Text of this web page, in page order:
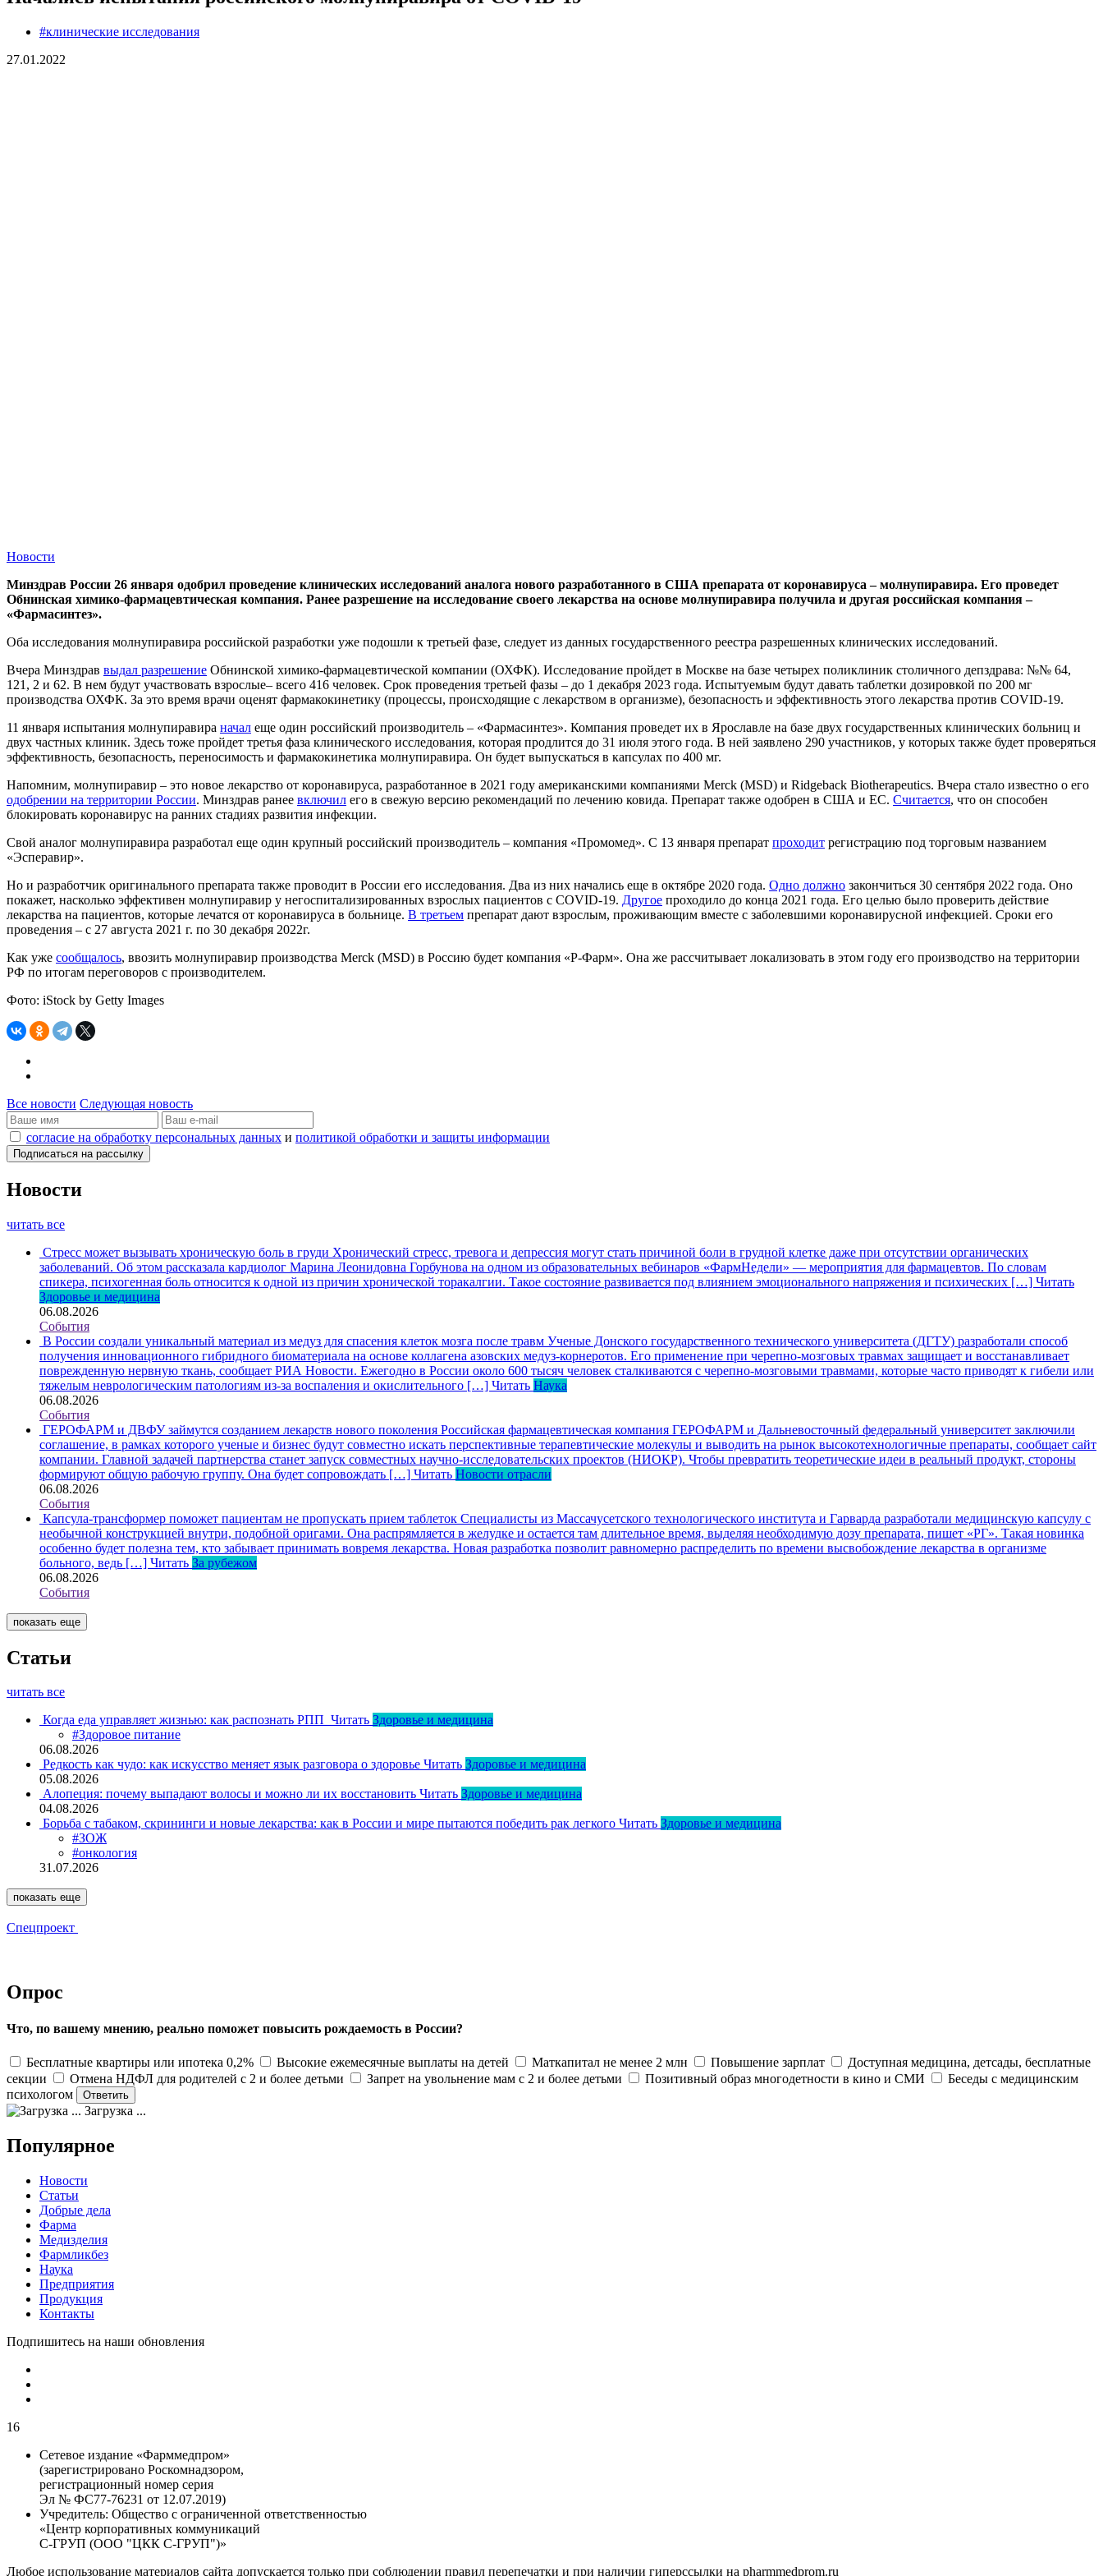
#клинические исследования
27.01.2022
Новости
Минздрав России 26 января одобрил проведение клинических исследований аналога нового разработанного в США препарата от коронавируса – молнупиравира. Его проведет
Обнинская химико-фармацевтическая компания. Ранее разрешение на исследование своего лекарства на основе молнупиравира получила и другая российская компания –
«Фармасинтез».
Оба исследования молнупиравира российской разработки уже подошли к третьей фазе, следует из данных государственного реестра разрешенных клинических исследований.
Вчера Минздрав выдал разрешение Обнинской химико-фармацевтической компании (ОХФК). Исследование пройдет в Москве на базе четырех поликлиник столичного депздрава: №№ 64,
121, 2 и 62. В нем будут участвовать взрослые– всего 416 человек. Срок проведения третьей фазы – до 1 декабря 2023 года. Испытуемым будут давать таблетки дозировкой по 200 мг
производства ОХФК. За это время врачи оценят фармакокинетику (процессы, происходящие с лекарством в организме), безопасность и эффективность этого лекарства против COVID-19.
11 января испытания молнупиравира начал еще один российский производитель – «Фармасинтез». Компания проведет их в Ярославле на базе двух государственных клинических больниц и
двух частных клиник. Здесь тоже пройдет третья фаза клинического исследования, которая продлится до 31 июля этого года. В ней заявлено 290 участников, у которых также будет проверяться
эффективность, безопасность, переносимость и фармакокинетика молнупиравира. Он будет выпускаться в капсулах по 400 мг.
Напомним, молнупиравир – это новое лекарство от коронавируса, разработанное в 2021 году американскими компаниями Merck (MSD) и Ridgeback Biotherapeutics. Вчера стало известно о его
одобрении на территории России. Минздрав ранее включил его в свежую версию рекомендаций по лечению ковида. Препарат также одобрен в США и ЕС. Считается, что он способен
блокировать коронавирус на ранних стадиях развития инфекции.
Свой аналог молнупиравира разработал еще один крупный российский производитель – компания «Промомед». С 13 января препарат проходит регистрацию под торговым названием
«Эсперавир».
Но и разработчик оригинального препарата также проводит в России его исследования. Два из них начались еще в октябре 2020 года. Одно должно закончиться 30 сентября 2022 года. Оно
покажет, насколько эффективен молнупиравир у негоспитализированных взрослых пациентов с COVID-19. Другое проходило до конца 2021 года. Его целью было проверить действие
лекарства на пациентов, которые лечатся от коронавируса в больнице. В третьем препарат дают взрослым, проживающим вместе с заболевшими коронавирусной инфекцией. Сроки его
проведения – с 27 августа 2021 г. по 30 декабря 2022г.
Как уже сообщалось, ввозить молнупиравир производства Merck (MSD) в Россию будет компания «Р-Фарм». Она же рассчитывает локализовать в этом году его производство на территории
РФ по итогам переговоров с производителем.
Фото: iStock by Getty Images
Все новости Следующая новость
согласие на обработку персональных данных и политикой обработки и защиты информации
Новости
читать все
Стресс может вызывать хроническую боль в груди Хронический стресс, тревога и депрессия могут стать причиной боли в грудной клетке даже при отсутствии органических
заболеваний. Об этом рассказала кардиолог Марина Леонидовна Горбунова на одном из образовательных вебинаров «ФармНедели» — мероприятия для фармацевтов. По словам
спикера, психогенная боль относится к одной из причин хронической торакалгии. Такое состояние развивается под влиянием эмоционального напряжения и психических […] Читать
Здоровье и медицина
06.08.2026
События
В России создали уникальный материал из медуз для спасения клеток мозга после травм Ученые Донского государственного технического университета (ДГТУ) разработали способ
получения инновационного гибридного биоматериала на основе коллагена азовских медуз-корнеротов. Его применение при черепно-мозговых травмах защищает и восстанавливает
поврежденную нервную ткань, сообщает РИА Новости. Ежегодно в России около 600 тысяч человек сталкиваются с черепно-мозговыми травмами, которые часто приводят к гибели или
тяжелым неврологическим патологиям из-за воспаления и окислительного […] Читать Наука
06.08.2026
События
ГЕРОФАРМ и ДВФУ займутся созданием лекарств нового поколения Российская фармацевтическая компания ГЕРОФАРМ и Дальневосточный федеральный университет заключили
соглашение, в рамках которого ученые и бизнес будут совместно искать перспективные терапевтические молекулы и выводить на рынок высокотехнологичные препараты, сообщает сайт
компании. Главной задачей партнерства станет запуск совместных научно-исследовательских проектов (НИОКР). Чтобы превратить теоретические идеи в реальный продукт, стороны
формируют общую рабочую группу. Она будет сопровождать […] Читать Новости отрасли
06.08.2026
События
Капсула-трансформер поможет пациентам не пропускать прием таблеток Специалисты из Массачусетского технологического института и Гарварда разработали медицинскую капсулу с
необычной конструкцией внутри, подобной оригами. Она распрямляется в желудке и остается там длительное время, выделяя необходимую дозу препарата, пишет «РГ». Такая новинка
особенно будет полезна тем, кто забывает принимать вовремя лекарства. Новая разработка позволит равномерно распределить по времени высвобождение лекарства в организме
больного, ведь […] Читать За рубежом
06.08.2026
События
показать еще
Статьи
читать все
Когда еда управляет жизнью: как распознать РПП Читать Здоровье и медицина
#Здоровое питание
06.08.2026
Редкость как чудо: как искусство меняет язык разговора о здоровье Читать Здоровье и медицина
05.08.2026
Алопеция: почему выпадают волосы и можно ли их восстановить Читать Здоровье и медицина
04.08.2026
Борьба с табаком, скрининги и новые лекарства: как в России и мире пытаются победить рак легкого Читать Здоровье и медицина
#ЗОЖ
#онкология
31.07.2026
показать еще
Спецпроект
Опрос
Что, по вашему мнению, реально поможет повысить рождаемость в России?
Бесплатные квартиры или ипотека 0,2% Высокие ежемесячные выплаты на детей Маткапитал не менее 2 млн Повышение зарплат
Доступная медицина, детсады, бесплатные
секции
Отмена НДФЛ для родителей с 2 и более детьми Запрет на увольнение мам с 2 и более детьми Позитивный образ многодетности в кино и СМИ
Беседы с медицинским
психологом
Загрузка ...
Популярное
Новости
Статьи
Добрые дела
Фарма
Медизделия
Фармликбез
Наука
Предприятия
Продукция
Контакты
Подпишитесь на наши обновления
16
Сетевое издание «Фарммедпром»
(зарегистрировано Роскомнадзором,
регистрационный номер серия
Эл № ФС77-76231 от 12.07.2019)
Учредитель: Общество с ограниченной ответственностью
«Центр корпоративных коммуникаций
С-ГРУП (ООО "ЦКК С-ГРУП")»
Любое использование материалов сайта допускается только при соблюдении правил перепечатки и при наличии гиперссылки на pharmmedprom.ru